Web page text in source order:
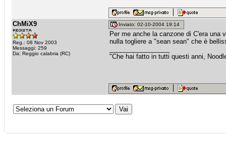
ChMiX9
Reg.: 08 Nov 2003
Messaggi: 259
Da: Reggio calabria (RC)
Inviato: 02-10-2004 19:14
Per me anche la canzone di C'era una
nulla togliere a "sean sean" che è
"Che hai fatto in tutti questi anni,